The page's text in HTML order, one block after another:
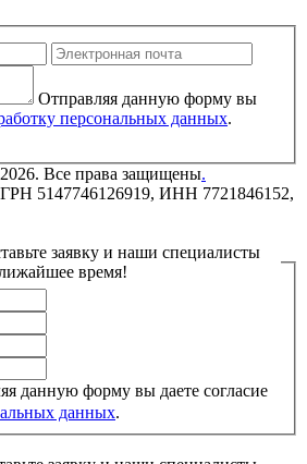
Отправляя данную форму вы
персональных данных.
Все права защищены.
5147746126919, ИНН 7721846152,
заявку и наши специалисты
время!
данную форму вы даете согласие
данных.